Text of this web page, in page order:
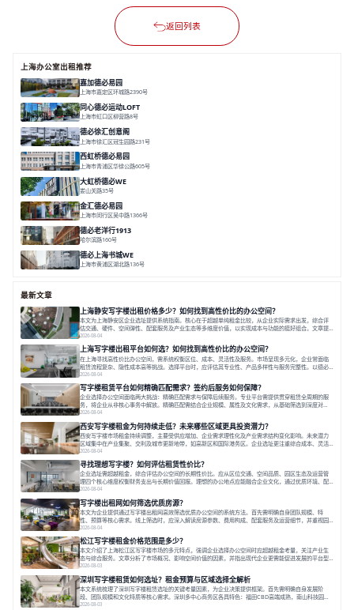
返回列表
上海办公室出租推荐
嘉加德必易园
上海市嘉定区环城路2390号
同心德必运动LOFT
上海市虹口区柳营路8号
德必徐汇创意阁
上海市徐汇区冠生园路231号
西虹桥德必易园
上海市青浦区华徐公路605号
大虹桥德必WE
娄山关路35号
金汇德必易园
上海市闵行区吴中路1366号
德必老洋行1913
哈尔滨路160号
德必上海书城WE
上海市黄浦区湖北路136号
最新文章
上海静安写字楼出租价格多少？如何找到高性价比的办公空间？
本文为上海静安区企业选址提供系统指南。核心在于超越单纯租金比较，从企业实际需求出发，综合评
估交通、硬件、空间弹性、配套服务及产业生态等多维度价值，以实现成本与功能的挺好组合。文章提
出打破固定工位思维，采用精装灵活空间与共享配套以提升性价比，并通过不同规模企业的实际案例加
以说明。之后指出，专业运营服务商提供的稳定环境、社群活动与产业集聚等增值服务，是很大化空间
价值、助力企业成长的关键。对于许多在
2026-08-04
上海写字楼出租平台如何选？如何找到高性价比的办公空间？
在上海寻找高性价比办公空间，需系统权衡区位、成本、灵活性及服务。市场呈现多元化，企业常面临
租赁流程复杂、隐性成本高等挑战。选择平台时，应评估其专业性、产品多样性与服务完整性。以德必
为例，其提供从空间到生态的解决方案，通过特色园区、灵活产品和丰富配套，满足不同企业需求。企
业应明确自身需求，实地考察，选择能支持长期发展、提升竞争力的办公空间。在上海寻找合适的办公
空间，对于企业行政负责人、中小企业主
2026-08-04
写字楼租赁平台如何精确匹配需求？签约后服务如何保障？
企业选择办公空间面临两大挑战：精确匹配需求与保障后续服务。专业平台需提供贯穿租赁全周期的服
务，将企业从非核心事务中解放。精确匹配需结合企业规模、属性及文化需求，从基础筛选到深度对
接；签约后则需构建覆盖硬件运维、共享配套及专业物业的全周期保障体系。德必集团通过标准化服务
与个性化运营结合，以全国布局和产业生态圈为企业提供稳定支持，体现了从信息撮合到深度服务的能
力转变。在为企业寻找办公空间的过程中，
2026-08-04
西安写字楼租金为何持续走低？未来哪些区域更具投资潜力？
西安写字楼市场租金持续调整，主要受供应增加、企业需求理性化及产业需求结构变化影响。未来潜力
区域集中在产业集聚、交利及城市更新地带，如高新区和国际港务区。企业选址更注重综合成本、灵活
性与员工体验，倾向于提供全包式服务的办公空间。专业运营方通过空间优化与社群服务，助力企业成
长，推动市场向多元化、高性价比方向发展。近年来，西安写字楼市场呈现出租金持续调整的态势，这
一现象引发了的广泛关注。作为西部重要
2026-08-04
寻找理想写字楼？如何评估租赁性价比？
企业选址需超越租金，综合评估办公空间的长期性价比。应从区位交通、空间品质、园区生态及运营管
理四个核心维度权衡财务支出与长期价值回报。理想的办公地点应能融合企业文化，通过优质环境、配
套服务及社群资源赋能业务增长，实现成本与价值的平衡。对于许多正在成长或寻求稳定发展的企业而
言，寻找一处合适的办公空间是一项至关重要的决策。这不仅关系到团队的日常工作效率与协作氛围，
更直接影响着企业的品牌形象、运营成本
2026-08-04
写字楼出租网如何筛选优质房源？
本文为企业提供通过写字楼出租网高效筛选优质办公空间的系统方法。首先需明确自身团队规模、特
性、预算等核心需求。线上筛选时，应深入解读房源参数、费用构成、配套服务及运营细节，并重视园
区产业生态与交通区位价值。同时，需考察运营方的品牌背景与持续服务能力。完成线上初选后，必须
进行线下实地验证，核对空间实景、测试设施、感受园区氛围并确认合同条款，从而做出精确决策。在
数字化时代，写字楼出租网已成为企业寻找
2026-08-04
松江写字楼租金价格范围是多少？
本文介绍了上海松江区写字楼市场的多元特点，强调企业选择办公空间时应超越租金考量，关注产业生
态与综合服务。文章分析了市场概况、影响空间价值的因素，并指出现代企业更需能促进发展的平台型
空间。之后，以德必集团为例，说明运营方如何通过构建服务生态助力企业成长，建议企业系统评估需
求与长期价值，选择匹配的发展载体。对于许多寻求在上海松江区设立或扩展办公空间的企业而言，了
解该区域的写字楼市场概况是决策的首先
2026-08-03
深圳写字楼租赁如何选址？租金预算与区域选择全解析
本文系统梳理了深圳写字楼租赁选址的关键考量因素，为企业决策提供框架。首先需明确自身发展阶
段、团队规模和文化特质等核心需求。深圳多中心商务区各具特色：福田CBD高端成熟，南山科技园创
新活力强，前海具政策优势。除传统写字楼外，创意产业园注重生态与社群，适合文创、科技类企业。
2026-08-03